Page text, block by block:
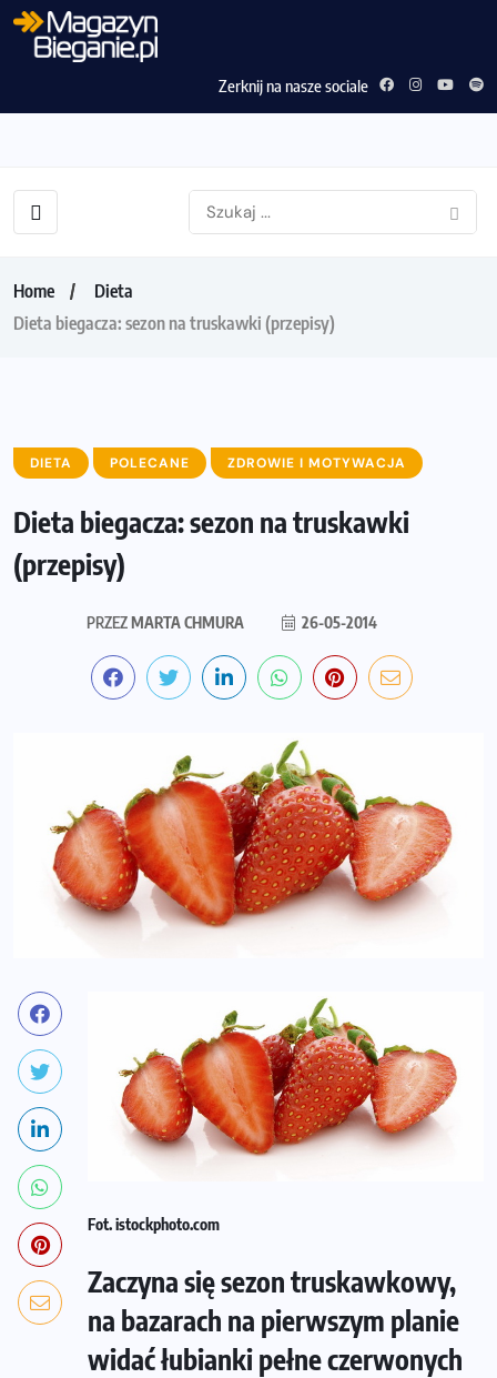
Zerknij na nasze sociale
Home
Dieta
Dieta biegacza: sezon na truskawki (przepisy)
DIETA POLECANE ZDROWIE I MOTYWACJA
Dieta biegacza: sezon na truskawki
(przepisy)
PRZEZMARTA CHMURA 26-05-2014
Fot. istockphoto.com
Zaczyna się sezon truskawkowy,
na bazarach na pierwszym planie
widać łubianki pełne czerwonych